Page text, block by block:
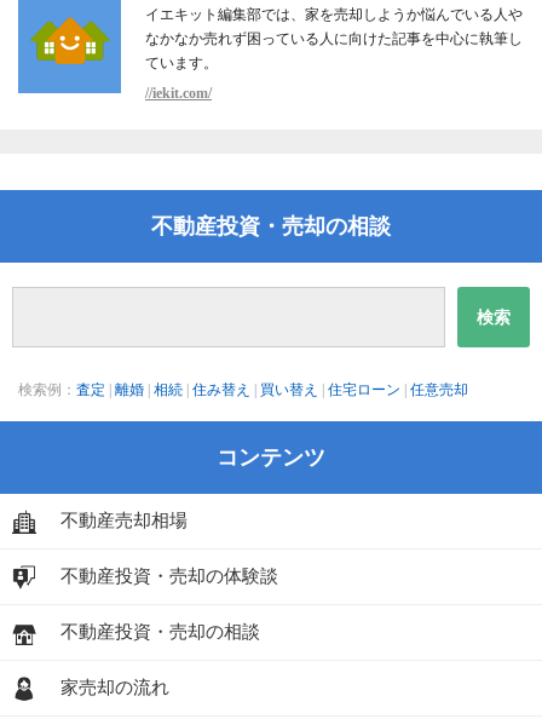
イエキット編集部では、家を売却しようか悩んでいる人や
なかなか売れず困っている人に向けた記事を中心に執筆し
ています。
//iekit.com/
不動産投資・売却の相談
検索例： 査定 離婚 相続 住み替え 買い替え 住宅ローン 任意売却
コンテンツ
不動産売却相場
不動産投資・売却の体験談
不動産投資・売却の相談
家売却の流れ